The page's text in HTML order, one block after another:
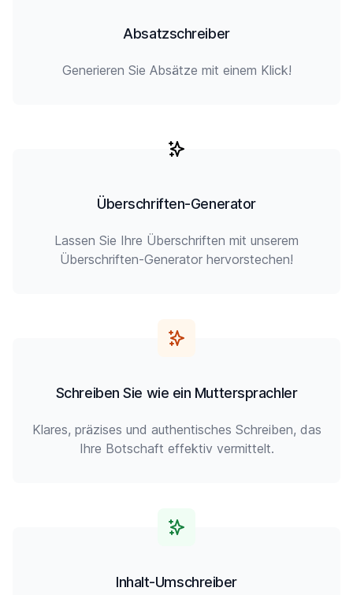
Absatzschreiber
Generieren Sie Absätze mit einem Klick!
Überschriften-Generator
Lassen Sie Ihre Überschriften mit unserem
Überschriften-Generator hervorstechen!
Schreiben Sie wie ein Muttersprachler
Klares, präzises und authentisches Schreiben, das
Ihre Botschaft effektiv vermittelt.
Inhalt-Umschreiber